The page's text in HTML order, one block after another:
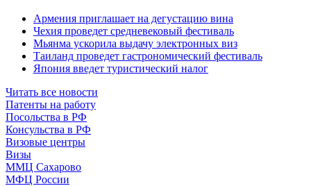
Армения приглашает на дегустацию вина
Чехия проведет средневековый фестиваль
Мьянма ускорила выдачу электронных виз
Таиланд проведет гастрономический фестиваль
Япония введет туристический налог
Читать все новости
Патенты на работу
Посольства в РФ
Консульства в РФ
Визовые центры
Визы
ММЦ Сахарово
МФЦ России